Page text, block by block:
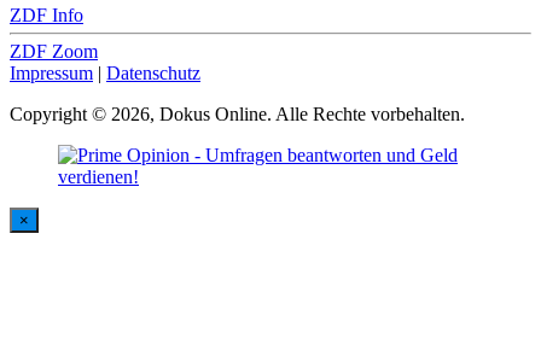
ZDF Info
ZDF Zoom
Impressum | Datenschutz
Copyright © 2026, Dokus Online. Alle Rechte vorbehalten.
×